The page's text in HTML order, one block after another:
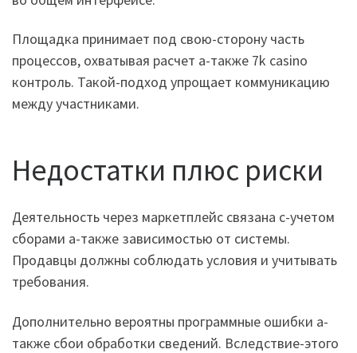
Площадка принимает под свою-сторону часть
процессов, охватывая расчет а-также 7k casino
контроль. Такой-подход упрощает коммуникацию
между участниками.
Недостатки плюс риски
Деятельность через маркетплейс связана с-учетом
сборами а-также зависимостью от системы.
Продавцы должны соблюдать условия и учитывать
требования.
Дополнительно вероятны программные ошибки а-
также сбои обработки сведений. Вследствие-этого